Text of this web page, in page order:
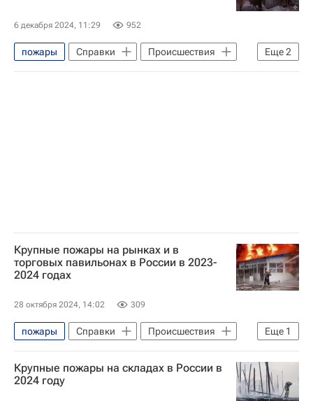
6 декабря 2024, 11:29 952
Еще2
пожары Справки
Происшествия
Россия
Крупные пожары на рынках и в
торговых павильонах в России в 2023-
2024 годах
28 октября 2024, 14:02 309
Еще 1
пожары Справки
Происшествия
Россия
Крупные пожары на складах в России в
2024 году